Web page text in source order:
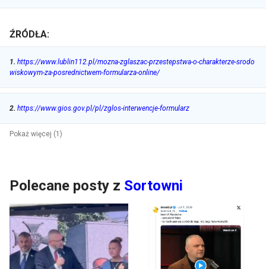
ŹRÓDŁA:
1. https://www.lublin112.pl/mozna-zglaszac-przestepstwa-o-charakterze-srodo
wiskowym-za-posrednictwem-formularza-online/
2. https://www.gios.gov.pl/pl/zglos-interwencje-formularz
Pokaż więcej (1)
Polecane posty z Sortowni